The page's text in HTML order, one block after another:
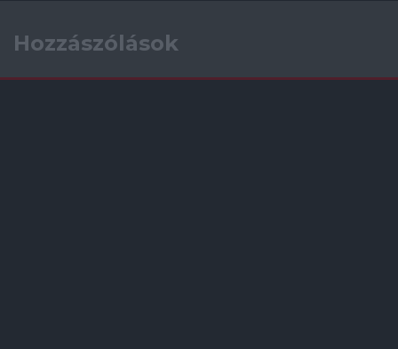
Hozzászólások